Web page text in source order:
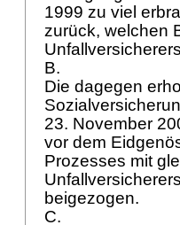
1999 zu viel
zurück, welchen
B.
Die dagegen
23. November
vor dem
Prozesses mit
beigezogen.
C.